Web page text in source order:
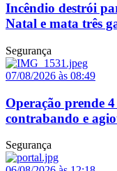
Incêndio destrói
Natal e mata três
Segurança
07/08/2026 às 08:49
Operação prende
contrabando e
Segurança